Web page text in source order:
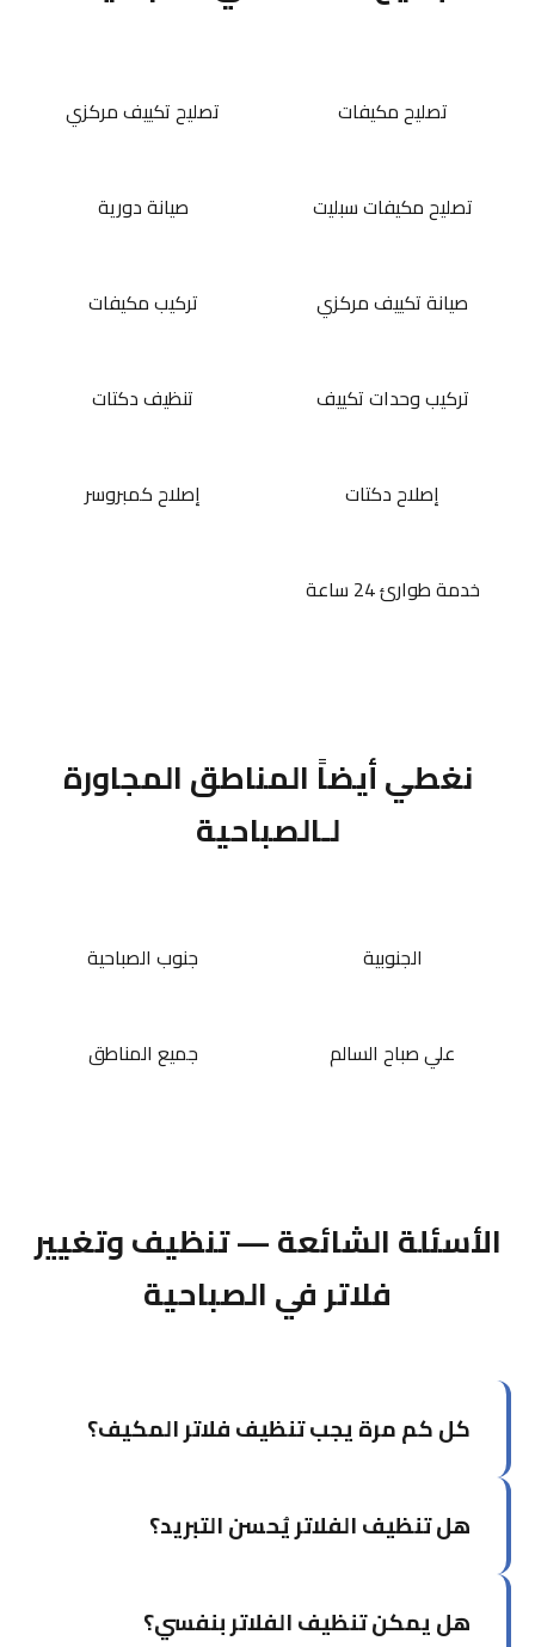
تصليح مكيفات تصليح تكييف مركزي
تصليح مكيفات سبليت صيانة دورية
صيانة تكييف مركزي تركيب مكيفات
تركيب وحدات تكييف تنظيف دكتات
إصلاح دكتات إصلاح كمبروسر
خدمة طوارئ 24 ساعة
نغطي أيضاً المناطق المجاورة
لـالصباحية
الجنوبية جنوب الصباحية
علي صباح السالم جميع المناطق
الأسئلة الشائعة — تنظيف وتغيير
فلاتر في الصباحية
كل كم مرة يجب تنظيف فلاتر المكيف؟
خلال موسم الصيف بسبب الأتربة والرمال، وكل ثلاثة
هل تنظيف الفلاتر يُحسن التبريد؟
الهواء وتُعيد كفاءة التبريد لمستواها الطبيعي.
هل يمكن تنظيف الفلاتر بنفسي؟